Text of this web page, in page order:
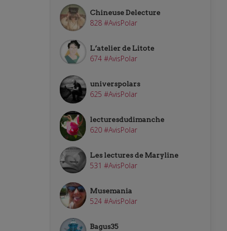
Chineuse Delecture
828 #AvisPolar
L’atelier de Litote
674 #AvisPolar
universpolars
625 #AvisPolar
lecturesdudimanche
620 #AvisPolar
Les lectures de Maryline
531 #AvisPolar
Musemania
524 #AvisPolar
Bagus35